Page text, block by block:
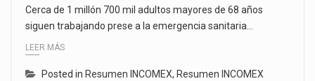
Cerca de 1 millón 700 mil adultos mayores de 68 años
siguen trabajando prese a la emergencia sanitaria…
LEER MÁS
Posted in Resumen INCOMEX, Resumen INCOMEX